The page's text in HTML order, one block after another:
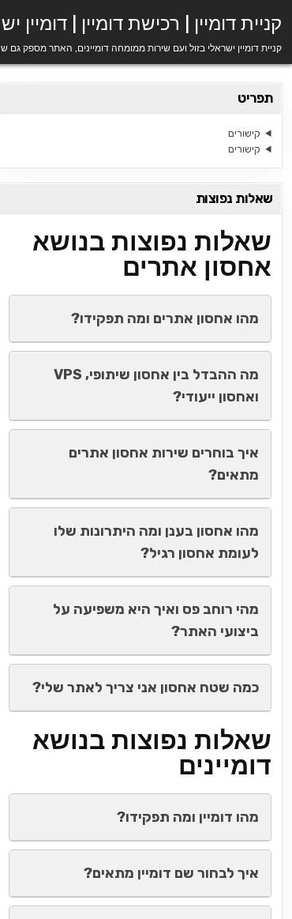
קניית דומיין | רכישת דומיין | דומיין
קניית דומיין ישראלי בזול ועם שירות ממומחה דומיינים, האתר מספק גם
תפריט
קישורים
קישורים
שאלות נפוצות
שאלות נפוצות בנושא
אחסון אתרים
מהו אחסון אתרים ומה תפקידו?
מה ההבדל בין אחסון שיתופי, VPS
ואחסון ייעודי?
איך בוחרים שירות אחסון אתרים
מתאים?
מהו אחסון בענן ומה היתרונות שלו
לעומת אחסון רגיל?
מהי רוחב פס ואיך היא משפיעה על
ביצועי האתר?
כמה שטח אחסון אני צריך לאתר שלי?
שאלות נפוצות בנושא
דומיינים
מהו דומיין ומה תפקידו?
איך לבחור שם דומיין מתאים?